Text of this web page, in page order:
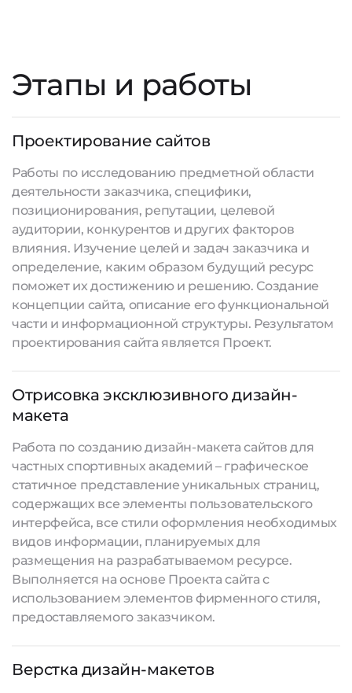
Этапы и работы
Проектирование сайтов
Работы по исследованию предметной области
деятельности заказчика, специфики,
позиционирования, репутации, целевой
аудитории, конкурентов и других факторов
влияния. Изучение целей и задач заказчика и
определение, каким образом будущий ресурс
поможет их достижению и решению. Создание
концепции сайта, описание его функциональной
части и информационной структуры. Результатом
проектирования сайта является Проект.
Отрисовка эксклюзивного дизайн-
макета
Работа по созданию дизайн-макета сайтов для
частных спортивных академий – графическое
статичное представление уникальных страниц,
содержащих все элементы пользовательского
интерфейса, все стили оформления необходимых
видов информации, планируемых для
размещения на разрабатываемом ресурсе.
Выполняется на основе Проекта сайта с
использованием элементов фирменного стиля,
предоставляемого заказчиком.
Верстка дизайн-макетов